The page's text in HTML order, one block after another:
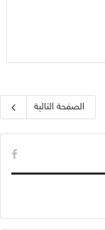
الصفحة التالية